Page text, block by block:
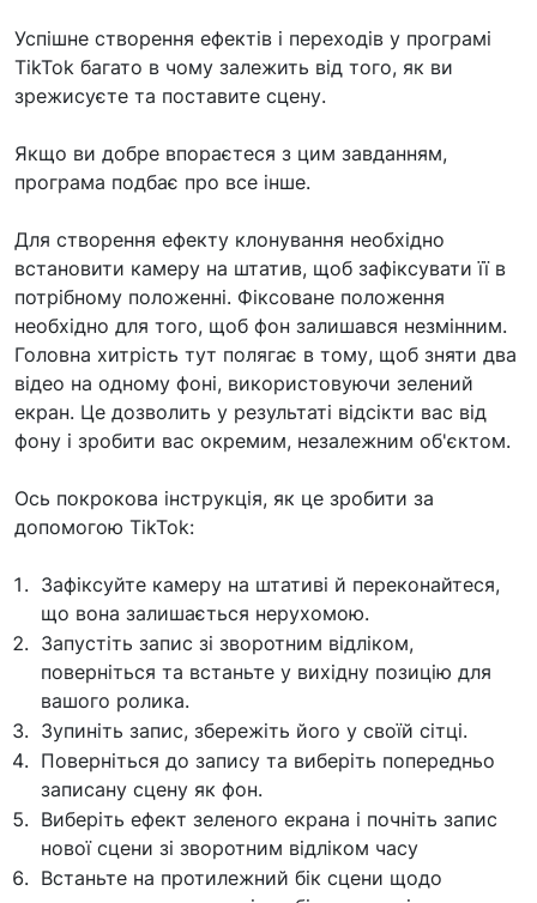
Успішне створення ефектів і переходів у програмі
TikTok багато в чому залежить від того, як ви
зрежисуєте та поставите сцену.
Якщо ви добре впораєтеся з цим завданням,
програма подбає про все інше.
Для створення ефекту клонування необхідно
встановити камеру на штатив, щоб зафіксувати її в
потрібному положенні. Фіксоване положення
необхідно для того, щоб фон залишався незмінним.
Головна хитрість тут полягає в тому, щоб зняти два
відео на одному фоні, використовуючи зелений
екран. Це дозволить у результаті відсікти вас від
фону і зробити вас окремим, незалежним об'єктом.
Ось покрокова інструкція, як це зробити за
допомогою TikTok:
Зафіксуйте камеру на штативі й переконайтеся,
що вона залишається нерухомою.
Запустіть запис зі зворотним відліком,
поверніться та встаньте у вихідну позицію для
вашого ролика.
Зупиніть запис, збережіть його у своїй сітці.
Поверніться до запису та виберіть попередньо
записану сцену як фон.
Виберіть ефект зеленого екрана і почніть запис
нової сцени зі зворотним відліком часу
Встаньте на протилежний бік сцени щодо